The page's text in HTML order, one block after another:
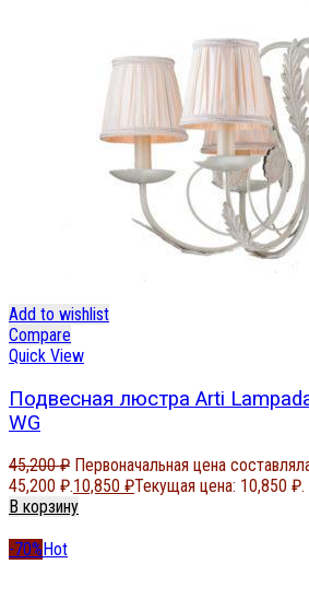
Add to wishlist
Compare
Quick View
Подвесная люстра Arti
WG
45,200₽ Первоначальная цена
45,200 ₽.10,850 ₽Текущая цена: 10,850 ₽.
В корзину
-70% Hot